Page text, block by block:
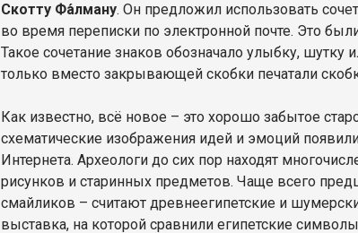
Скотту Фа́лману. Он предложил использовать
во время переписки по электронной почте. Это
Такое сочетание знаков обозначало улыбку,
только вместо закрывающей скобки печатали
Как известно, всё новое – это хорошо забытое
схематические изображения идей и эмоций
Интернета. Археологи до сих пор находят
рисунков и старинных предметов. Чаще всего
смайликов – считают древнеегипетские и
выставка, на которой сравнили египетские